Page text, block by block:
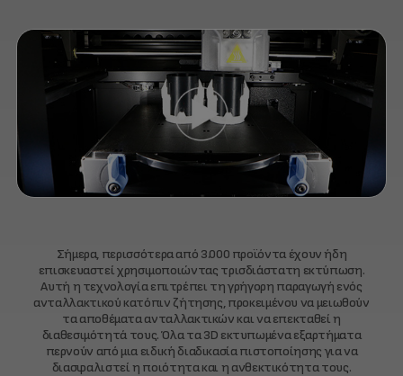
Σήμερα, περισσότερα από 3.000 προϊόντα έχουν ήδη
επισκευαστεί χρησιμοποιώντας τρισδιάστατη εκτύπωση.
Αυτή η τεχνολογία επιτρέπει τη γρήγορη παραγωγή ενός
ανταλλακτικού κατόπιν ζήτησης, προκειμένου να μειωθούν
τα αποθέματα ανταλλακτικών και να επεκταθεί η
διαθεσιμότητά τους. Όλα τα 3D εκτυπωμένα εξαρτήματα
περνούν από μια ειδική διαδικασία πιστοποίησης για να
διασφαλιστεί η ποιότητα και η ανθεκτικότητα τους.